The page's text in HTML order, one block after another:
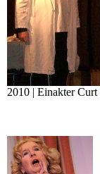
2010 | Einakter